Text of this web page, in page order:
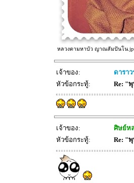
หลวงตามหาบัว ญาณสัมปันโน
เจ้าของ: ดารา
หัวข้อกระทู้:
Re: "
เจ้าของ: ศิษย์ห
หัวข้อกระทู้:
Re: "